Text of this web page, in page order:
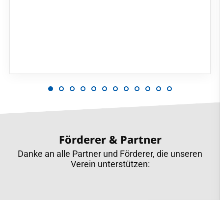
Förderer & Partner
Danke an alle Partner und Förderer, die unseren
Verein unterstützen: